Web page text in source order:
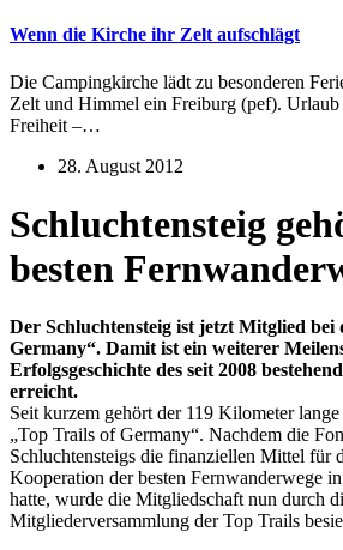
Wenn die Kirche ihr Zelt aufschlägt
Die Campingkirche lädt zu besonderen
Zelt und Himmel ein Freiburg (pef). Urlaub
Freiheit –…
28. August 2012
Schluchtensteig
besten
Der Schluchtensteig ist jetzt Mitglied bei
Germany“. Damit ist ein weiterer
Erfolgsgeschichte des seit 2008
erreicht.
Seit kurzem gehört der 119 Kilometer
„Top Trails of Germany“. Nachdem die
Schluchtensteigs die finanziellen Mittel für
Kooperation der besten Fernwanderwege
hatte, wurde die Mitgliedschaft nun durch
Mitgliederversammlung der Top Trails